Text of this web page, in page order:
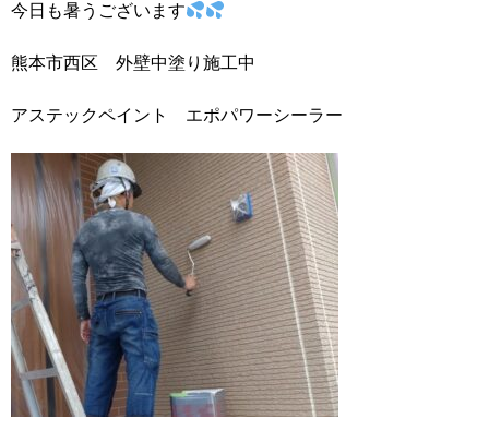
今日も暑うございます
熊本市西区 外壁中塗り施工中
アステックペイント エポパワーシーラー